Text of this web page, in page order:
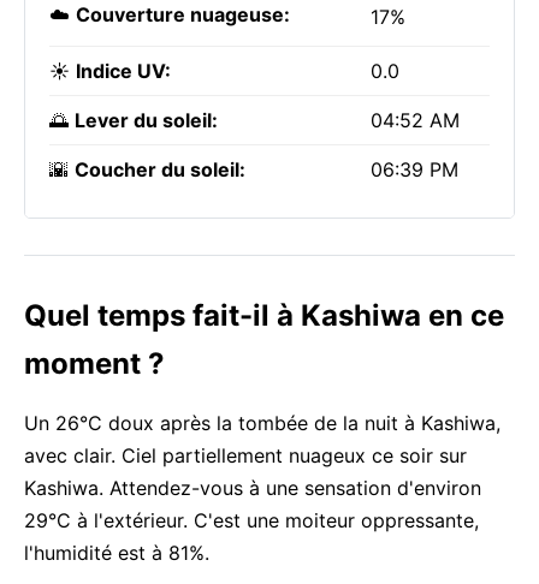
☁️ Couverture nuageuse: 17%
☀️ Indice UV: 0.0
🌅 Lever du soleil: 04:52 AM
🌇 Coucher du soleil: 06:39 PM
Quel temps fait-il à Kashiwa en ce
moment ?
Un 26°C doux après la tombée de la nuit à Kashiwa,
avec clair. Ciel partiellement nuageux ce soir sur
Kashiwa. Attendez-vous à une sensation d'environ
29°C à l'extérieur. C'est une moiteur oppressante,
l'humidité est à 81%.